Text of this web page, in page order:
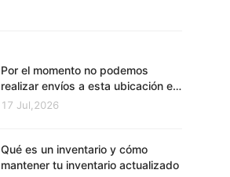
Por el momento no podemos
realizar envíos a esta ubicación en
Mercado Libre
17 Jul,2026
Qué es un inventario y cómo
mantener tu inventario actualizado